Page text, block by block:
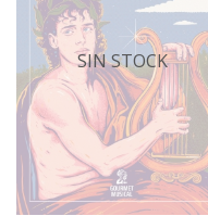
SIN STOCK